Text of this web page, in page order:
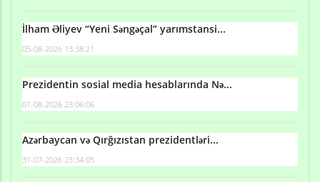
İlham Əliyev “Yeni Səngəçal” yarımstansi...
05-08-2026 13:38:21
Prezidentin sosial media hesablarında Nə...
01-08-2026 23:06:06
Azərbaycan və Qırğızıstan prezidentləri...
31-07-2026 23:34:05